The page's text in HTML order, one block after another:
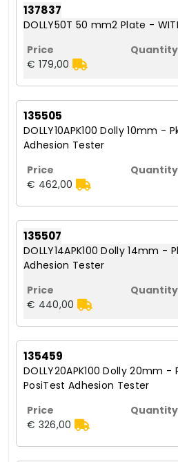
137837
DOLLY50T 50 mm2 Plate -
€ 179,00
135505
DOLLY10APK100 Dolly 10mm -
Adhesion Tester
€ 462,00
135507
DOLLY14APK100 Dolly 14mm -
Adhesion Tester
€ 440,00
135459
DOLLY20APK100 Dolly 20mm -
PosiTest Adhesion Tester
€ 326,00